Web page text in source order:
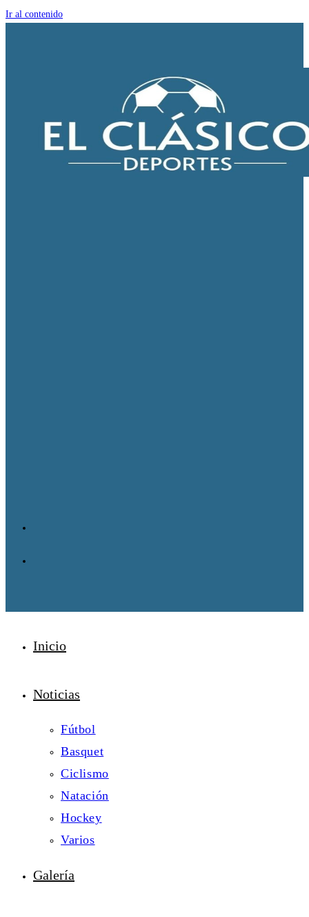
Ir al contenido
Inicio
Noticias
Fútbol
Basquet
Ciclismo
Natación
Hockey
Varios
Galería